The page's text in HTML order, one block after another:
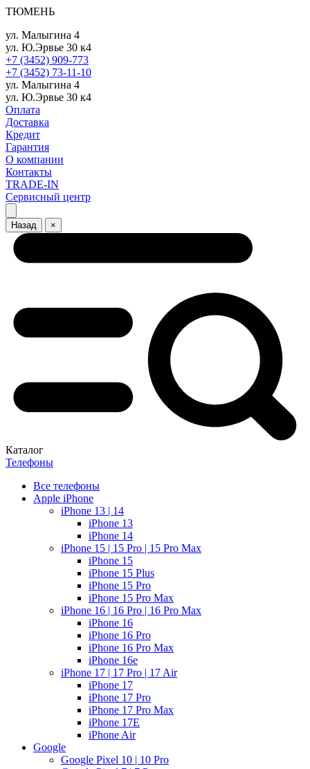
ТЮМЕНЬ
ул. Малыгина 4
ул. Ю.Эрвье 30 к4
+7 (3452) 909-773
+7 (3452) 73-11-10
ул. Малыгина 4
ул. Ю.Эрвье 30 к4
Оплата
Доставка
Кредит
Гарантия
О компании
Контакты
TRADE-IN
Сервисный центр
Назад ×
Каталог
Телефоны
Все телефоны
Apple iPhone
iPhone 13 | 14
iPhone 13
iPhone 14
iPhone 15 | 15 Pro | 15 Pro Max
iPhone 15
iPhone 15 Plus
iPhone 15 Pro
iPhone 15 Pro Max
iPhone 16 | 16 Pro | 16 Pro Max
iPhone 16
iPhone 16 Pro
iPhone 16 Pro Max
iPhone 16e
iPhone 17 | 17 Pro | 17 Air
iPhone 17
iPhone 17 Pro
iPhone 17 Pro Max
iPhone 17E
iPhone Air
Google
Google Pixel 10 | 10 Pro